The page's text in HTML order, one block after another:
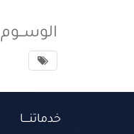
الوســوم
خدماتنــــا